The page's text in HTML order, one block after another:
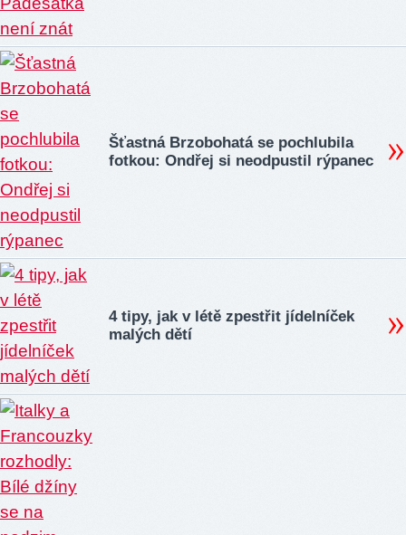
Šťastná Brzobohatá se pochlubila
fotkou: Ondřej si neodpustil rýpanec
4 tipy, jak v létě zpestřit jídelníček
malých dětí